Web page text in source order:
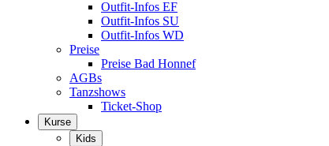
Outfit-Infos EF
Outfit-Infos SU
Outfit-Infos WD
Preise
Preise Bad Honnef
AGBs
Tanzshows
Ticket-Shop
Kurse
Kids